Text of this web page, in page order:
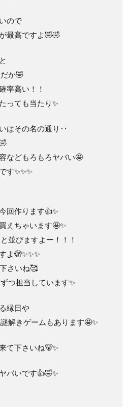
ので
最高ですよ🤣🤣
か🤣
率高い！！
っても当たり✨
はその名の通り‥
などもろもろヤバい🤩
す✨✨✨
回作ります👍✨
えちゃいます🤩✨
並びますよー！！！
よ🫣✨✨✨
さいね🥰
つ担当しています✨
縁日や
解きゲームもあります🤩✨
て下さいね🐻✨
バいです👍🤣✨